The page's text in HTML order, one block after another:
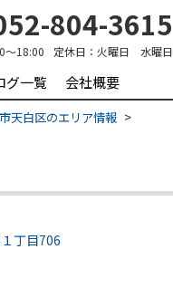
804-3615
〜18:00 定休日： 火曜日 水曜日
グ一覧 会社概要
天白区のエリア情報
丁目706